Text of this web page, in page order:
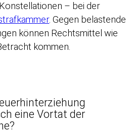
– bei der
. Gegen belastende
können Rechtsmittel wie
kommen.
eine Vortat der